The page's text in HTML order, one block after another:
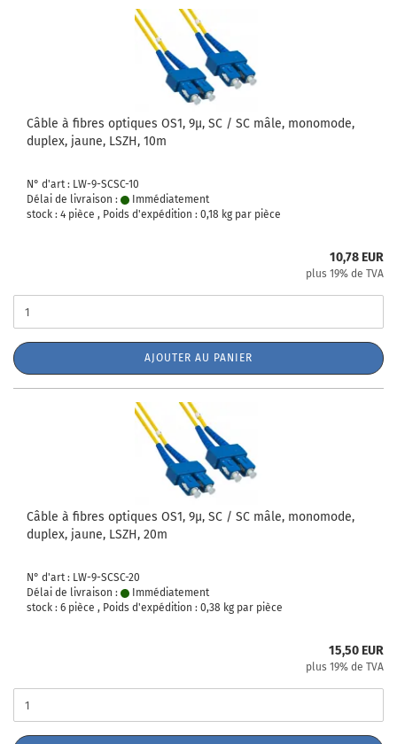
Câble à fibres optiques OS1, 9µ, SC / SC mâle, monomode,
duplex, jaune, LSZH, 10m
N° d'art : LW-9-SCSC-10
Délai de livraison :
Immédiatement
stock : 4 pièce , Poids d'expédition : 0,18 kg par pièce
10,78 EUR
plus 19% de TVA
AJOUTER AU PANIER
Câble à fibres optiques OS1, 9µ, SC / SC mâle, monomode,
duplex, jaune, LSZH, 20m
N° d'art : LW-9-SCSC-20
Délai de livraison :
Immédiatement
stock : 6 pièce , Poids d'expédition : 0,38 kg par pièce
15,50 EUR
plus 19% de TVA